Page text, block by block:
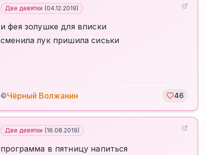
Две девятки (04.12.2019)
и фея золушке для вписки
сменила лук пришила сиськи
©Чёрный Волжанин 46
Две девятки (16.08.2019)
программа в пятницу напиться